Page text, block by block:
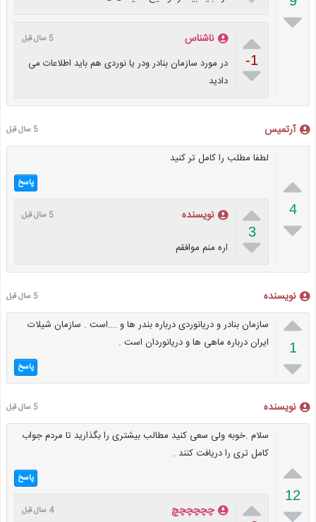


-1

ناشناس 5 سال قبل
در مورد سازمان بنادر ودر یا نوردی هم باید اطلاعات می
دادید
آرتمیس 5 سال قبل

4

لطفا مطلب را کامل تر کنید
پاسخ

3

نویسنده 5 سال قبل
اره منم موافقم
نویسنده 5 سال قبل

1

سازمان بنادر و دریانوردی درباره بندر ها و ….است . سازمان شیلات
ایران درباره ماهی ها و دریانوردان است .
پاسخ
نویسنده 5 سال قبل

12
سلام .خوبه ولی سعی کنید مطالب بیشتری را بگذارید تا مردم جواب
کامل تری را دریافت کنند .
پاسخ
 چچچچچچ 4 سال قبل